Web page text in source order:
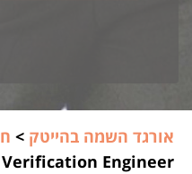
אורגד השמה בהייטק >
Verification Engineer